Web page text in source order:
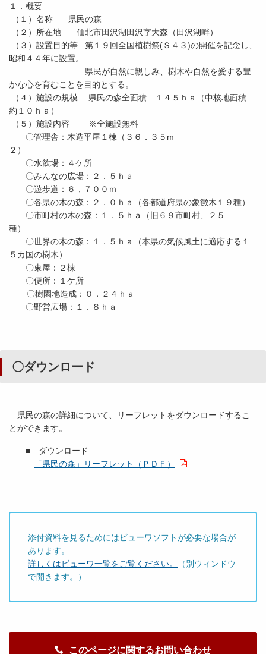
１．概要
（１）名称 県民の森
（２）所在地 仙北市田沢湖田沢字大森（田沢湖畔）
（３）設置目的等 第１９回全国植樹祭(Ｓ４３)の開催を記念し、
昭和４４年に設置。
県民が自然に親しみ、樹木や自然を愛する豊
かな心を育むことを目的とする。
（４）施設の規模 県民の森全面積 １４５ｈａ（中核地面積
約１０ｈａ）
（５）施設内容 ※全施設無料
〇管理舎：木造平屋１棟（３６．３５m
２）
〇水飲場：４ケ所
〇みんなの広場：２．５ｈａ
〇遊歩道：６，７００ｍ
〇各県の木の森：２．０ｈａ（各都道府県の象徴木１９種）
〇市町村の木の森：１．５ｈａ（旧６９市町村、２５
種）
〇世界の木の森：１．５ｈａ（本県の気候風土に適応する１
５カ国の樹木）
〇東屋：２棟
〇便所：１ケ所
〇樹園地造成：０．２４ｈａ
〇野営広場：１．８ｈａ
〇ダウンロード
県民の森の詳細について、リーフレットをダウンロードするこ
とができます。
■ ダウンロード
「県民の森」リーフレット（ＰＤＦ）
添付資料を見るためにはビューワソフトが必要な場合が
あります。
詳しくはビューワ一覧をご覧ください。
（別ウィンドウ
で開きます。）
このページに関するお問い合わせ